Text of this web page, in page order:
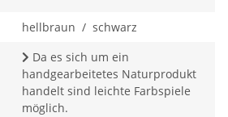
hellbraun / schwarz
Da es sich um ein
handgearbeitetes Naturprodukt
handelt sind leichte Farbspiele
möglich.